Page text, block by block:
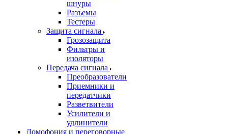
шнуры
Разъемы
Тестеры
Защита сигнала
Грозозащита
Фильтры и
изоляторы
Передача сигнала
Преобразователи
Приемники и
передатчики
Разветвители
Усилители и
удлинители
Домофония и переговорные